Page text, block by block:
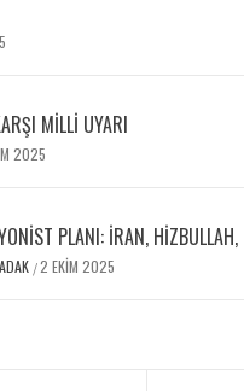
MİLLİ UYARI
2025
PLANI: İRAN,
/2 EKIM 2025